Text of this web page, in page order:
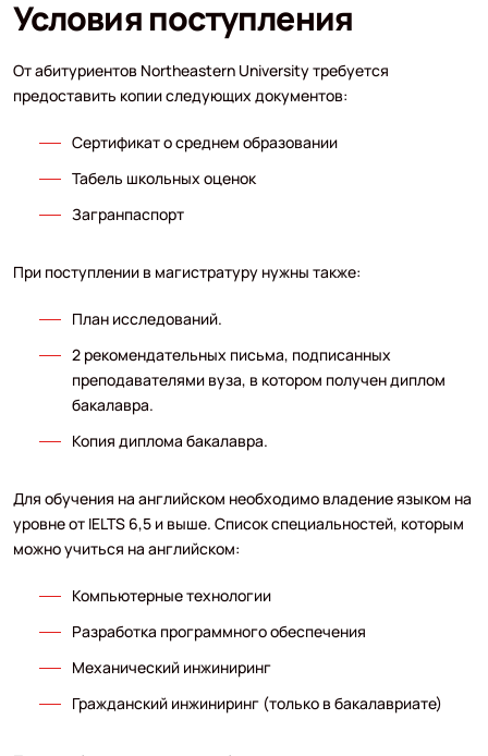
Условия поступления
От абитуриентов Northeastern University требуется
предоставить копии следующих документов:
Сертификат о среднем образовании
Табель школьных оценок
Загранпаспорт
При поступлении в магистратуру нужны также:
План исследований.
2 рекомендательных письма, подписанных
преподавателями вуза, в котором получен диплом
бакалавра.
Копия диплома бакалавра.
Для обучения на английском необходимо владение языком на
уровне от IELTS 6,5 и выше. Список специальностей, которым
можно учиться на английском:
Компьютерные технологии
Разработка программного обеспечения
Механический инжиниринг
Гражданский инжиниринг (только в бакалавриате)